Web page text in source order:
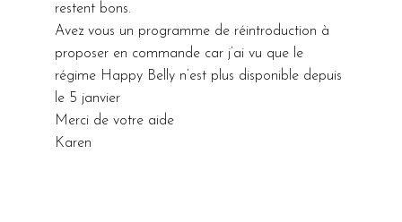
restent bons.
Avez vous un programme de réintroduction à
proposer en commande car j’ai vu que le
régime Happy Belly n’est plus disponible depuis
le 5 janvier
Merci de votre aide
Karen